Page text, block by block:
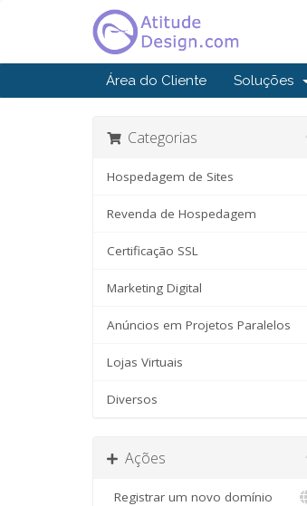
Área do Cliente Soluções
Categorias
Hospedagem de Sites
Revenda de Hospedagem
Certificação SSL
Marketing Digital
Anúncios em Projetos Paralelos
Lojas Virtuais
Diversos
Ações
Registrar um novo domínio